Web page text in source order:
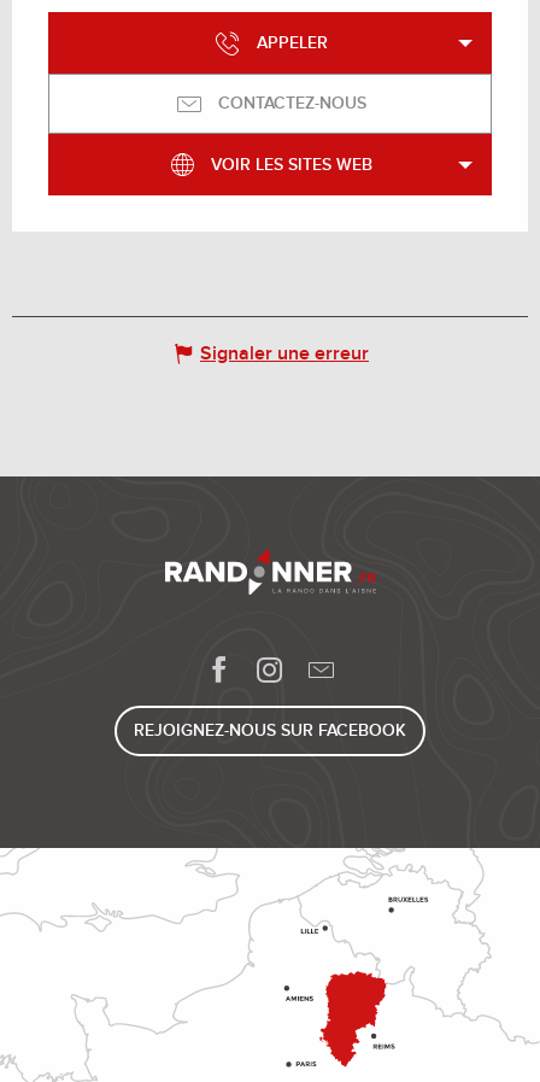
APPELER
CONTACTEZ-NOUS
VOIR LES SITES WEB
Signaler une erreur
REJOIGNEZ-NOUS SUR FACEBOOK